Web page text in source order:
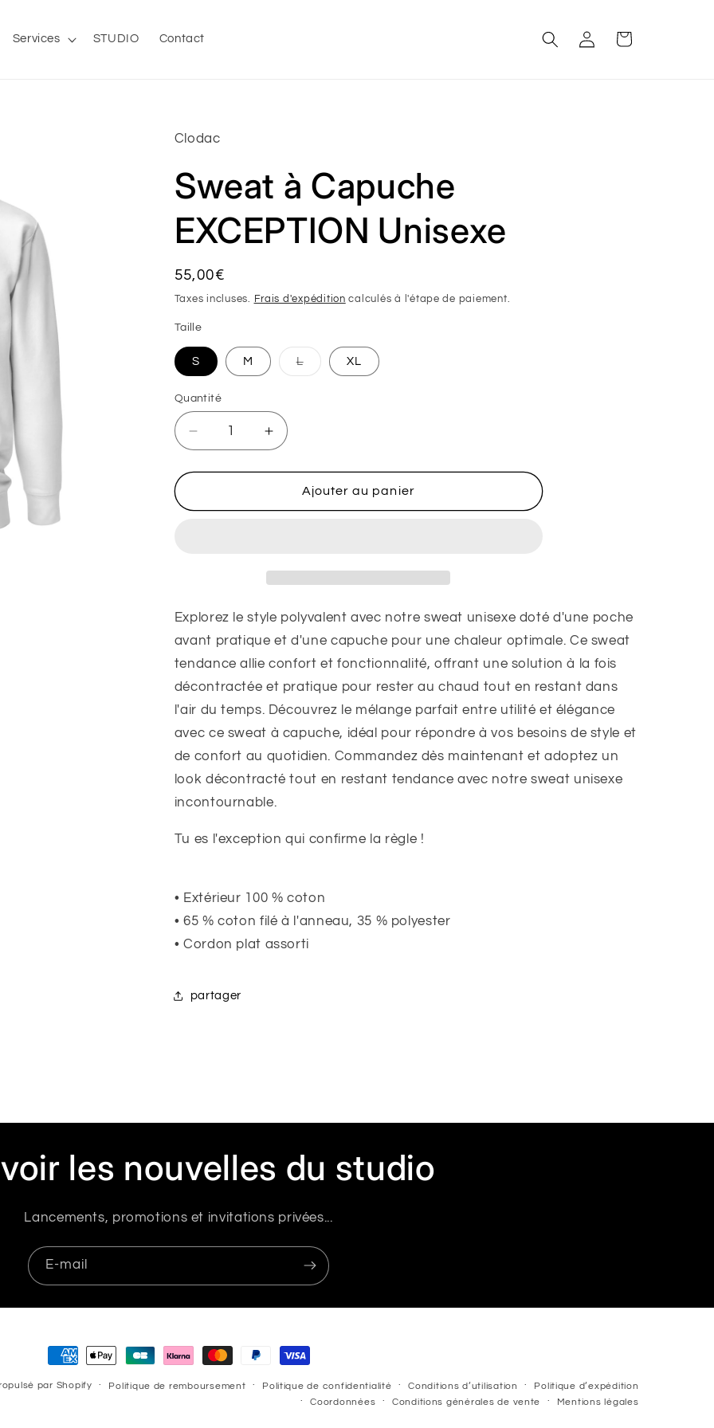
Services STUDIO Contact ConnexionPanier
Clodac
Sweat à Capuche
EXCEPTION Unisexe
Prix
habituel
55,00€
Taxes incluses. Frais d'expédition calculés à l'étape de paiement.
Taille
S M LVariante
épuisée
XL
Quantité
Quantité
Réduire
la
quantité
Sweat
Augmenter
la
quantité
Sweat
Ajouter au panier
Explorez le style polyvalent avec notre sweat unisexe doté d'une poche
avant pratique et d'une capuche pour une chaleur optimale. Ce sweat
tendance allie confort et fonctionnalité, offrant une solution à la fois
décontractée et pratique pour rester au chaud tout en restant dans
l'air du temps. Découvrez le mélange parfait entre utilité et élégance
avec ce sweat à capuche, idéal pour répondre à vos besoins de style et
de confort au quotidien. Commandez dès maintenant et adoptez un
look décontracté tout en restant tendance avec notre sweat unisexe
incontournable.
Tu es l'exception qui confirme la règle !
• Extérieur 100 % coton
• 65 % coton filé à l'anneau, 35 % polyester
• Cordon plat assorti
partager
les nouvelles du studio
Lancements, promotions et invitations privées...
E-mail
Moyens
de
par Shopify Politique de remboursement Politique de confidentialité Conditions d’utilisation
Politique d’expédition
Coordonnées
Conditions générales de vente Mentions légales